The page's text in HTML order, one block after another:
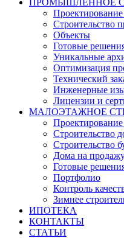
ПРОМЫШЛЕННОЕ
Строительство
Объекты
Готовые
Уникальные
Оптимизация
Технический
Инженерные
Лицензии и
МАЛОЭТАЖНОЕ
Строительство
Строительство
Дома на
Готовые
Портфолио
Контроль
Зимнее
ИПОТЕКА
КОНТАКТЫ
СТАТЬИ